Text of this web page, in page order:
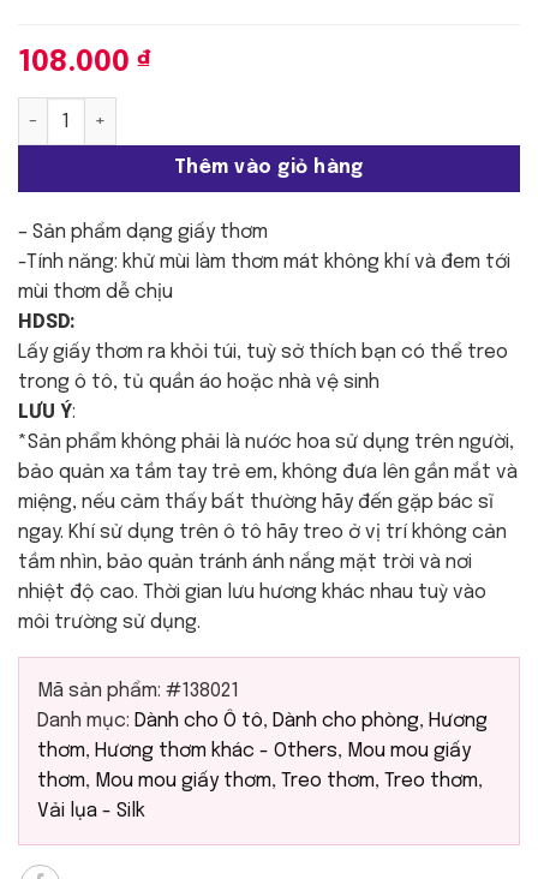
108.000 ₫
Mou Mou - Card thơm | Cotton số lượng
Thêm vào giỏ hàng
– Sản phẩm dạng giấy thơm
-Tính năng: khử mùi làm thơm mát không khí và đem tới
mùi thơm dễ chịu
HDSD:
Lấy giấy thơm ra khỏi túi, tuỳ sở thích bạn có thể treo
trong ô tô, tủ quần áo hoặc nhà vệ sinh
LƯU Ý:
*Sản phẩm không phải là nước hoa sử dụng trên người,
bảo quản xa tầm tay trẻ em, không đưa lên gần mắt và
miệng, nếu cảm thấy bất thường hãy đến gặp bác sĩ
ngay. Khí sử dụng trên ô tô hãy treo ở vị trí không cản
tầm nhìn, bảo quản tránh ánh nắng mặt trời và nơi
nhiệt độ cao. Thời gian lưu hương khác nhau tuỳ vào
môi trường sử dụng.
Mã sản phẩm: #138021
Danh mục: Dành cho Ô tô, Dành cho phòng, Hương
thơm, Hương thơm khác - Others, Mou mou giấy
thơm, Mou mou giấy thơm, Treo thơm, Treo thơm,
Vải lụa - Silk